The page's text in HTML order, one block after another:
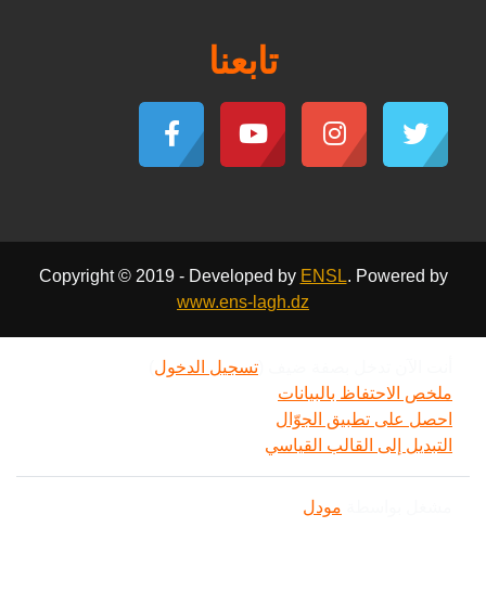
تابعنا
Copyright © 2019 - Developed by ENSL. Powered by
www.ens-lagh.dz
تسجيل الدخول
ملخص الاحتفاظ بالبيانات
احصل على تطبيق الجوّال
التبديل إلى القالب القياسي
مودل